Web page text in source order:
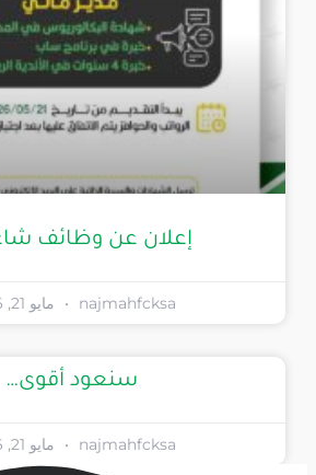
إعلان عن وظائف
najmahfcksa مايو 21, 2026
سنعود أقوى…
najmahfcksa مايو 21, 2026